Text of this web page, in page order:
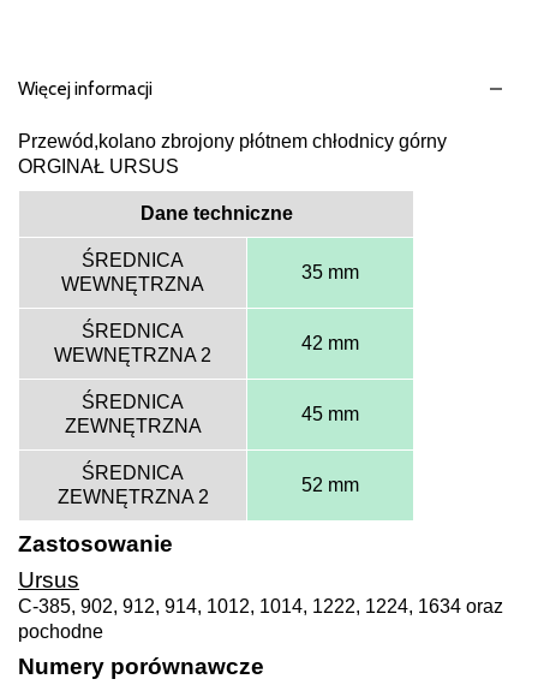
Więcej informacji
Przewód,kolano zbrojony płótnem chłodnicy górny
ORGINAŁ URSUS
Dane techniczne
ŚREDNICA
WEWNĘTRZNA
35 mm
ŚREDNICA
WEWNĘTRZNA 2
42 mm
ŚREDNICA
ZEWNĘTRZNA
45 mm
ŚREDNICA
ZEWNĘTRZNA 2
52 mm
Zastosowanie
Ursus
C-385, 902, 912, 914, 1012, 1014, 1222, 1224, 1634 oraz
pochodne
Numery porównawcze